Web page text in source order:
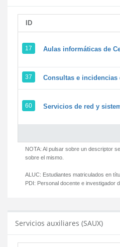
ID
17 Aulas informáticas de
37 Consultas e
60 Servicios de red y
NOTA: Al pulsar sobre un descriptor
sobre el mismo.
ALUC: Estudiantes matriculados en
PDI: Personal docente e investigador
Servicios auxiliares (SAUX)